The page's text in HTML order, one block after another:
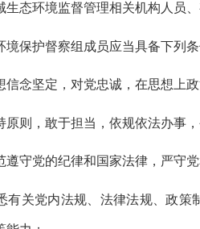
生态环境监督管理相关机构人员
保护督察组成员应当具备下列
坚定，对党忠诚，在思想上政
则，敢于担当，依规依法办事，
守党的纪律和国家法律，严守党
关党内法规、法律法规、政策